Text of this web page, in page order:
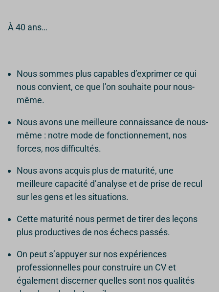
À 40 ans…
Nous sommes plus capables d’exprimer ce qui
nous convient, ce que l’on souhaite pour nous-
même.
Nous avons une meilleure connaissance de nous-
même : notre mode de fonctionnement, nos
forces, nos difficultés.
Nous avons acquis plus de maturité, une
meilleure capacité d’analyse et de prise de recul
sur les gens et les situations.
Cette maturité nous permet de tirer des leçons
plus productives de nos échecs passés.
On peut s’appuyer sur nos expériences
professionnelles pour construire un CV et
également discerner quelles sont nos qualités